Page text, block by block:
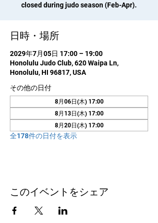
closed during judo season (Feb-Apr).
日時・場所
2029年7月05日 17:00 – 19:00
Honolulu Judo Club, 620 Waipa Ln,
Honolulu, HI 96817, USA
その他の日付
8月06日(木) 17:00
8月13日(木) 17:00
8月20日(木) 17:00
全178件の日付を表示
このイベントをシェア